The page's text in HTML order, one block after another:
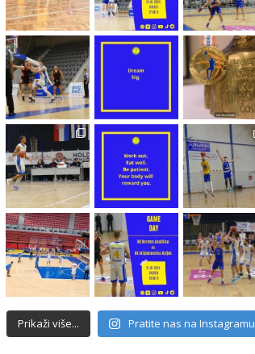
Prikaži više... Pratite nas na Instagramu